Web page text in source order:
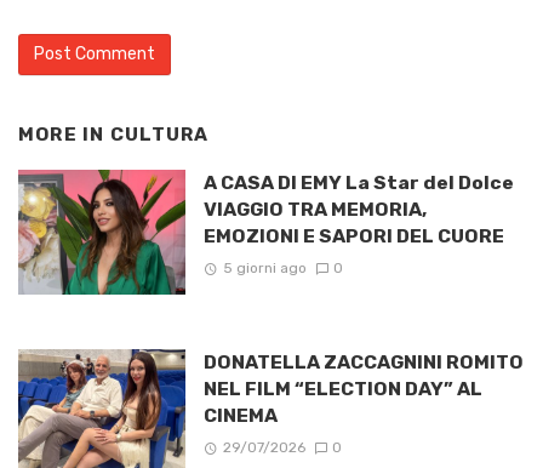
MORE IN CULTURA
A CASA DI EMY La Star del Dolce
VIAGGIO TRA MEMORIA,
EMOZIONI E SAPORI DEL CUORE
5 giorni ago 0
DONATELLA ZACCAGNINI ROMITO
NEL FILM “ELECTION DAY” AL
CINEMA
29/07/2026 0